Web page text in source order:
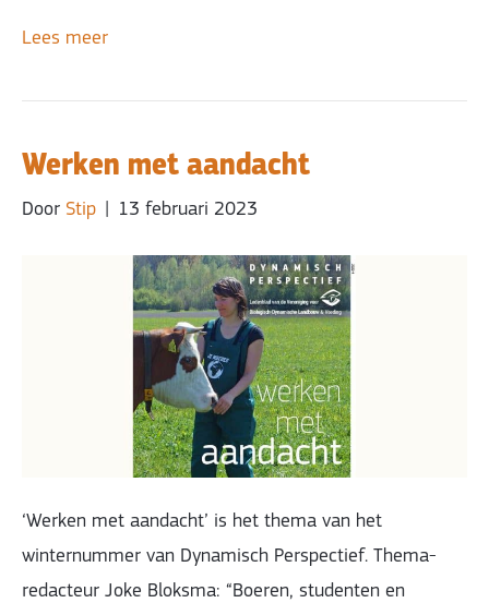
Lees meer
Werken met aandacht
Door Stip 13 februari 2023
‘Werken met aandacht’ is het thema van het
winternummer van Dynamisch Perspectief. Thema-
redacteur Joke Bloksma: “Boeren, studenten en